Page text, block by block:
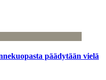
päädytään vielä